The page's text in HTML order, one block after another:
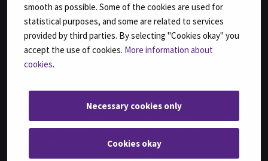
smooth as possible. Some of the cookies are used for
statistical purposes, and some are related to services
provided by third parties. By selecting "Cookies okay" you
accept the use of cookies. More information about
cookies.
Necessary cookies only
Cookies okay
Insinööri (AMK), Tietotekniikka
Insinööri (ylempi AMK), Automaatiotekniikka
Insinööri (ylempi AMK), Rakentaminen
Insinööri (ylempi AMK), Ruokaketjun kehittäminen
Insinööri (ylempi AMK), Teknologiaosaamisen johtaminen
Master of Social Services and Health Care, Development and
Rakennusmestari (AMK), Rakennustekniikka